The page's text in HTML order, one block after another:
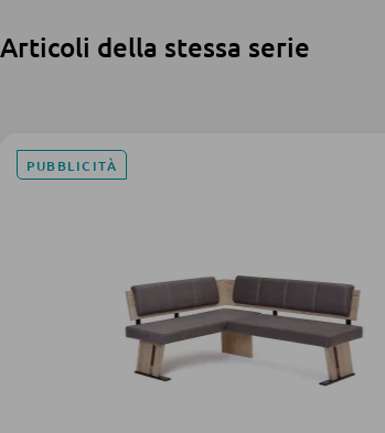
Articoli della stessa serie
PUBBLICITÀ